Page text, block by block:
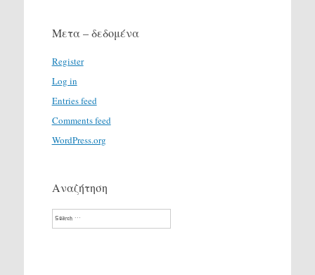
Μετα – δεδομένα
Register
Log in
Entries feed
Comments feed
WordPress.org
Αναζήτηση
Search